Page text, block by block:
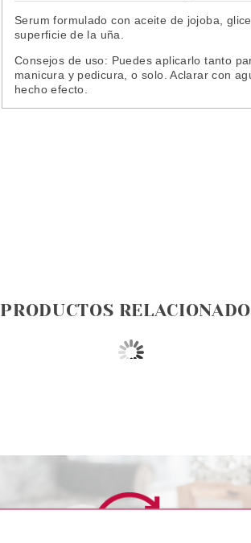
Serum formulado con aceite de jojoba,
superficie de la uña.
Consejos de uso: Puedes aplicarlo tanto
manicura y pedicura, o solo. Aclarar con
hecho efecto.
PRODUCTOS